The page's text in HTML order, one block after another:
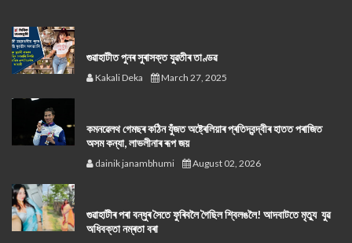
গুৱাহাটীত পুনৰ সুৰাসক্ত যুৱতীৰ তাণ্ডৱ
Kakali Deka March 27, 2025
কমনৱেলথ গেমছৰ কঠিন যুঁজত অষ্ট্ৰেলিয়াৰ প্ৰতিদ্বন্দ্বীৰ হাতত পৰাজিত
অসম কন্যা, লাভলীনাৰ ৰূপ জয়
dainik janambhumi August 02, 2026
গুৱাহাটীৰ পৰা বন্ধুৰ সৈতে ফুৰিবলৈ গৈছিল শ্বিলঙলৈ! আদবাটতে মৃত্যু যুৱ
অধিবক্তা নম্ৰতা বৰা